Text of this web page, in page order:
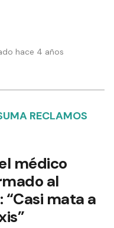
hace 4 años
RECLAMOS
médico
al
mata a